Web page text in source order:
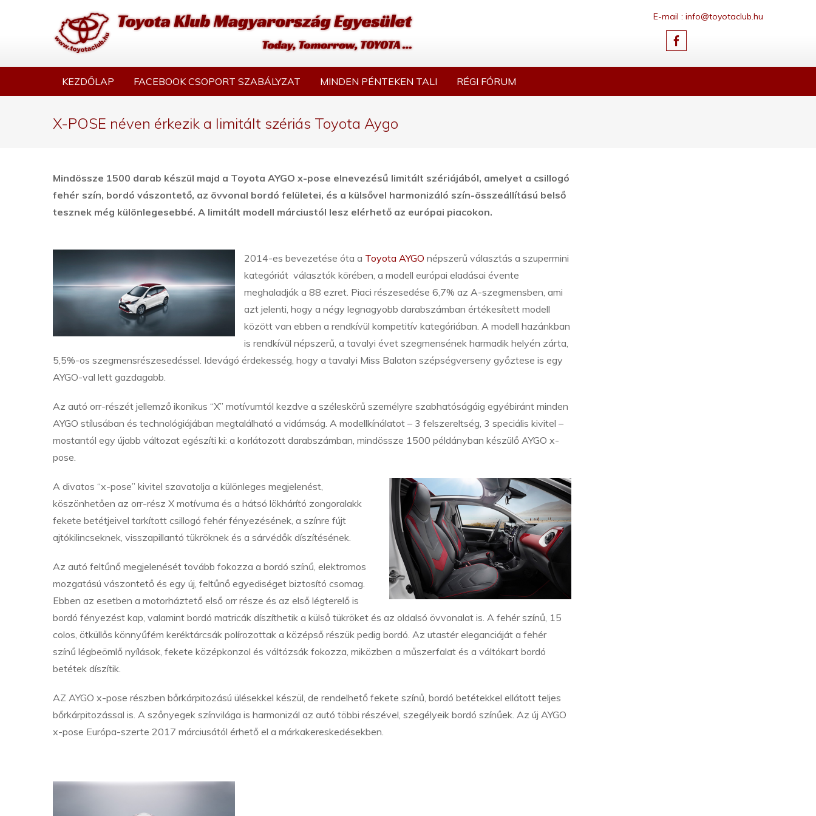
E-mail : info@toyotaclub.hu
KEZDŐLAP FACEBOOK CSOPORT SZABÁLYZAT MINDEN PÉNTEKEN TALI RÉGI FÓRUM
X-POSE néven érkezik a limitált szériás Toyota Aygo
Mindössze 1500 darab készül majd a Toyota AYGO x-pose elnevezésű limitált szériájából, amelyet a csillogó
fehér szín, bordó vászontető, az övvonal bordó felületei, és a külsővel harmonizáló szín-összeállítású belső
tesznek még különlegesebbé. A limitált modell márciustól lesz elérhető az európai piacokon.
2014-es bevezetése óta a Toyota AYGO népszerű választás a szupermini
kategóriát választók körében, a modell európai eladásai évente
meghaladják a 88 ezret. Piaci részesedése 6,7% az A-szegmensben, ami
azt jelenti, hogy a négy legnagyobb darabszámban értékesített modell
között van ebben a rendkívül kompetitív kategóriában. A modell hazánkban
is rendkívül népszerű, a tavalyi évet szegmensének harmadik helyén zárta,
5,5%-os szegmensrészesedéssel. Idevágó érdekesség, hogy a tavalyi Miss Balaton szépségverseny győztese is egy
AYGO-val lett gazdagabb.
Az autó orr-részét jellemző ikonikus “X” motívumtól kezdve a széleskörű személyre szabhatóságáig egyébiránt minden
AYGO stílusában és technológiájában megtalálható a vidámság. A modellkínálatot – 3 felszereltség, 3 speciális kivitel –
mostantól egy újabb változat egészíti ki: a korlátozott darabszámban, mindössze 1500 példányban készülő AYGO x-
pose.
A divatos “x-pose” kivitel szavatolja a különleges megjelenést,
köszönhetően az orr-rész X motívuma és a hátsó lökhárító zongoralakk
fekete betétjeivel tarkított csillogó fehér fényezésének, a színre fújt
ajtókilincseknek, visszapillantó tükröknek és a sárvédők díszítésének.
Az autó feltűnő megjelenését tovább fokozza a bordó színű, elektromos
mozgatású vászontető és egy új, feltűnő egyediséget biztosító csomag.
Ebben az esetben a motorháztető első orr része és az első légterelő is
bordó fényezést kap, valamint bordó matricák díszíthetik a külső tükröket és az oldalsó övvonalat is. A fehér színű, 15
colos, ötküllős könnyűfém keréktárcsák polírozottak a középső részük pedig bordó. Az utastér eleganciáját a fehér
színű légbeömlő nyílások, fekete középkonzol és váltózsák fokozza, miközben a műszerfalat és a váltókart bordó
betétek díszítik.
AZ AYGO x-pose részben bőrkárpitozású ülésekkel készül, de rendelhető fekete színű, bordó betétekkel ellátott teljes
bőrkárpitozással is. A szőnyegek színvilága is harmonizál az autó többi részével, szegélyeik bordó színűek. Az új AYGO
x-pose Európa-szerte 2017 márciusától érhető el a márkakereskedésekben.